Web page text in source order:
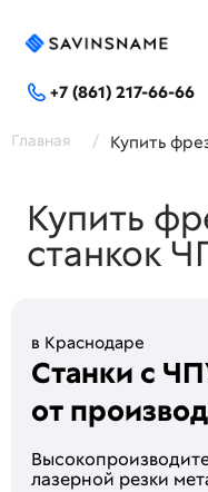
+7 (861) 217-66-66
Главная / Купить
Купить
станкок
в Краснодаре
Станки с
от
лaзeрной peзки